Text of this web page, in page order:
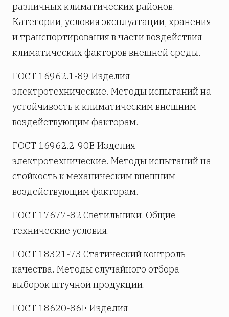
различных климатических районов.
Категории, условия эксплуатации, хранения
и транспортирования в части воздействия
климатических факторов внешней среды.
ГОСТ 16962.1-89 Изделия
электротехнические. Методы испытаний на
устойчивость к климатическим внешним
воздействующим факторам.
ГОСТ 16962.2-90Е Изделия
электротехнические. Методы испытаний на
стойкость к механическим внешним
воздействующим факторам.
ГОСТ 17677-82 Светильники. Общие
технические условия.
ГОСТ 18321-73 Статический контроль
качества. Методы случайного отбора
выборок штучной продукции.
ГОСТ 18620-86Е Изделия